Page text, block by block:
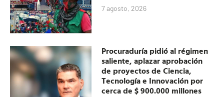
7 agosto, 2026
Procuraduría pidió al régimen
saliente, aplazar aprobación
de proyectos de Ciencia,
Tecnología e Innovación por
cerca de $ 900.000 millones